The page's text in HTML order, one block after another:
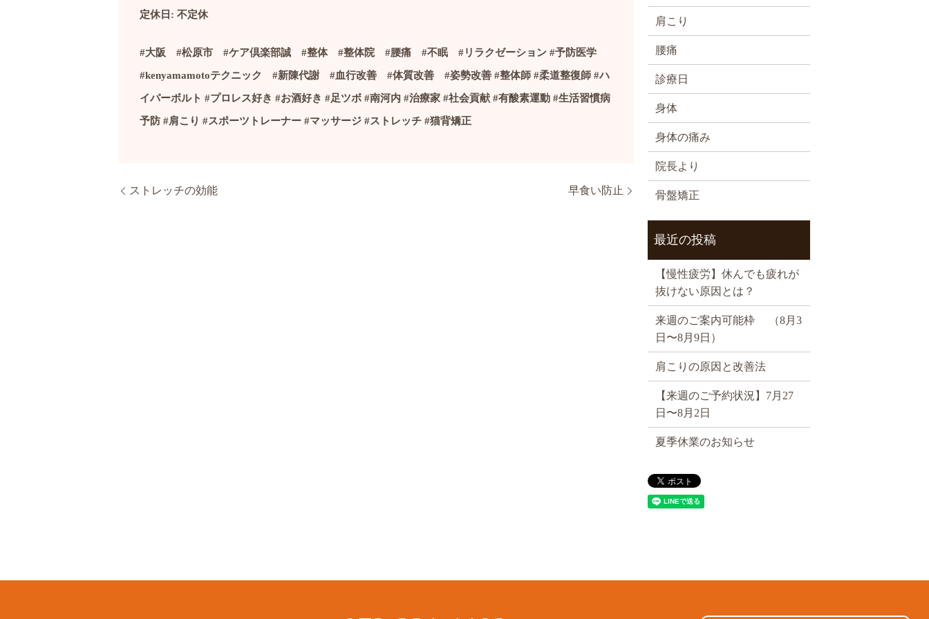
定休日 : 不定休
#大阪 #松原市 #ケア倶楽部誠 #整体 #整体院 #腰痛 #不眠 #リラクゼーション#予防医学
#kenyamamotoテクニック #新陳代謝 #血行改善 #体質改善 #姿勢改善#整体師#柔道整復師#ハ
イパーボルト #プロレス好き #お酒好き #足ツボ#南河内 #治療家#社会貢献 #有酸素運動#生活習慣病
予防#肩こり #スポーツトレーナー#マッサージ#ストレッチ#猫背矯正
ストレッチの効能 早食い防止
肩こり
腰痛
診療日
身体
身体の痛み
院長より
骨盤矯正
最近の投稿
【慢性疲労】休んでも疲れが
抜けない原因とは？
来週のご案内可能枠 （8月3
日〜8月9日）
肩こりの原因と改善法
【来週のご予約状況】7月27
日〜8月2日
夏季休業のお知らせ